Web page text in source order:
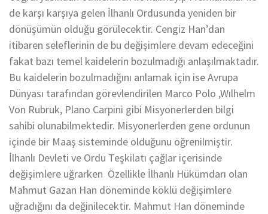
de karşı karşıya gelen İlhanlı Ordusunda yeniden bir
dönüşümün olduğu görülecektir. Cengiz Han’dan
itibaren seleflerinin de bu değişimlere devam edeceğini
fakat bazı temel kaidelerin bozulmadığı anlaşılmaktadır.
Bu kaidelerin bozulmadığını anlamak için ise Avrupa
Dünyası tarafından görevlendirilen Marco Polo ,Wılhelm
Von Rubruk, Plano Carpini gibi Misyonerlerden bilgi
sahibi olunabilmektedir. Misyonerlerden gene ordunun
içinde bir Maaş sisteminde olduğunu öğrenilmiştir.
İlhanlı Devleti ve Ordu Teşkilatı çağlar içerisinde
değişimlere uğrarken Özellikle İlhanlı Hükümdarı olan
Mahmut Gazan Han döneminde köklü değişimlere
uğradığını da değinilecektir. Mahmut Han döneminde